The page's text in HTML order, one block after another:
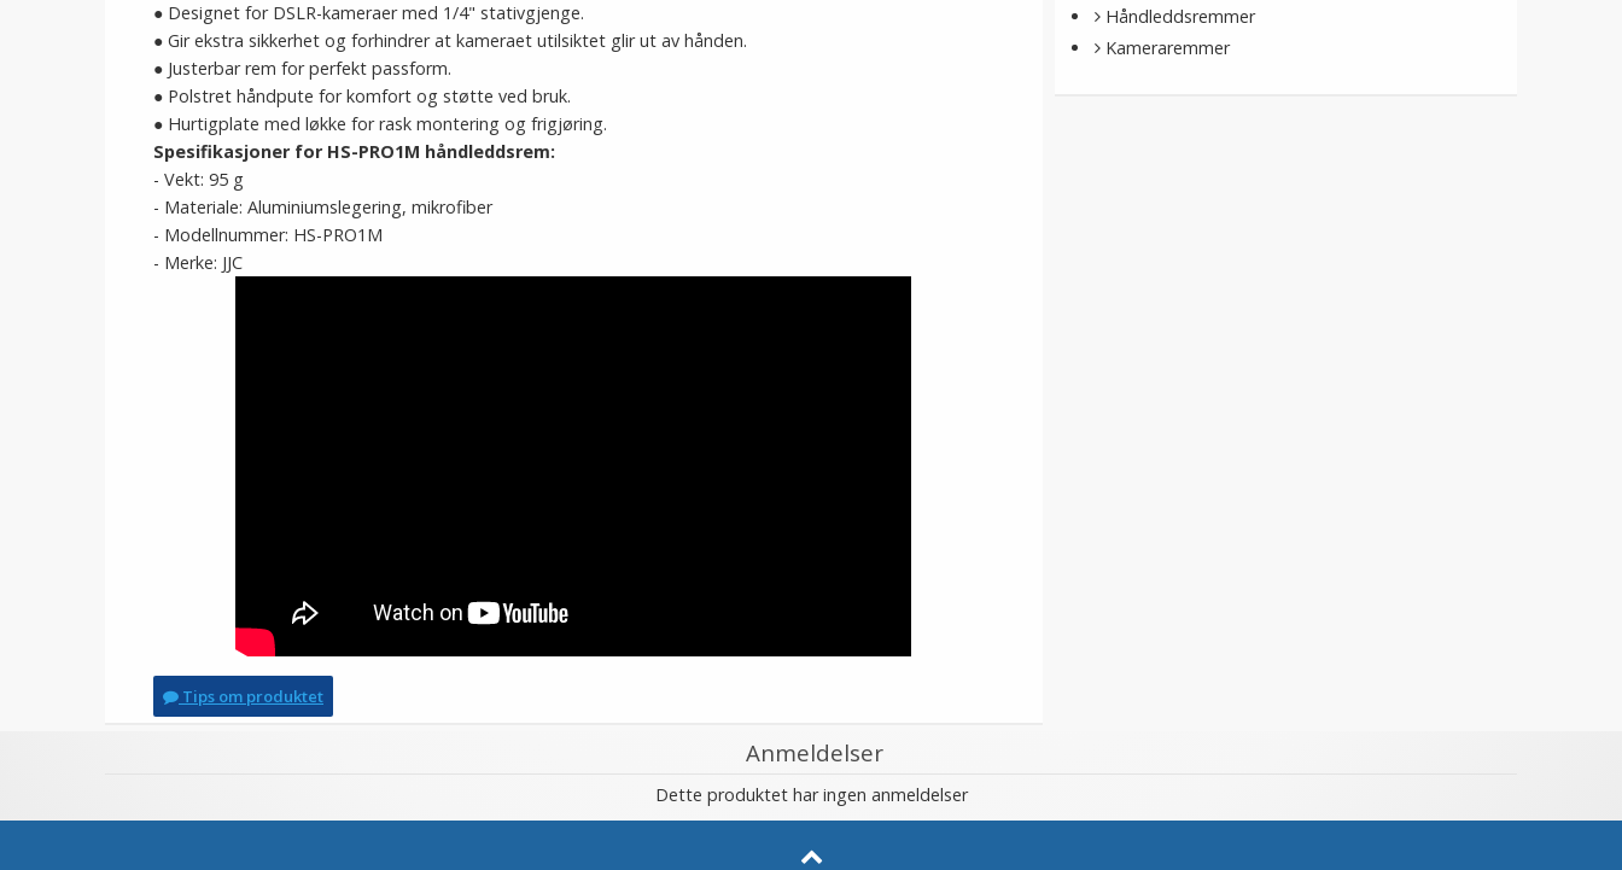
● Designet for DSLR-kameraer med 1/4" stativgjenge.
● Gir ekstra sikkerhet og forhindrer at kameraet utilsiktet glir ut av hånden.
● Justerbar rem for perfekt passform.
● Polstret håndpute for komfort og støtte ved bruk.
● Hurtigplate med løkke for rask montering og frigjøring.
Spesifikasjoner for HS-PRO1M håndleddsrem:
- Vekt: 95 g
- Materiale: Aluminiumslegering, mikrofiber
- Modellnummer: HS-PRO1M
- Merke: JJC
Tips om produktet
Håndleddsremmer
Kameraremmer
Anmeldelser
Dette produktet har ingen anmeldelser